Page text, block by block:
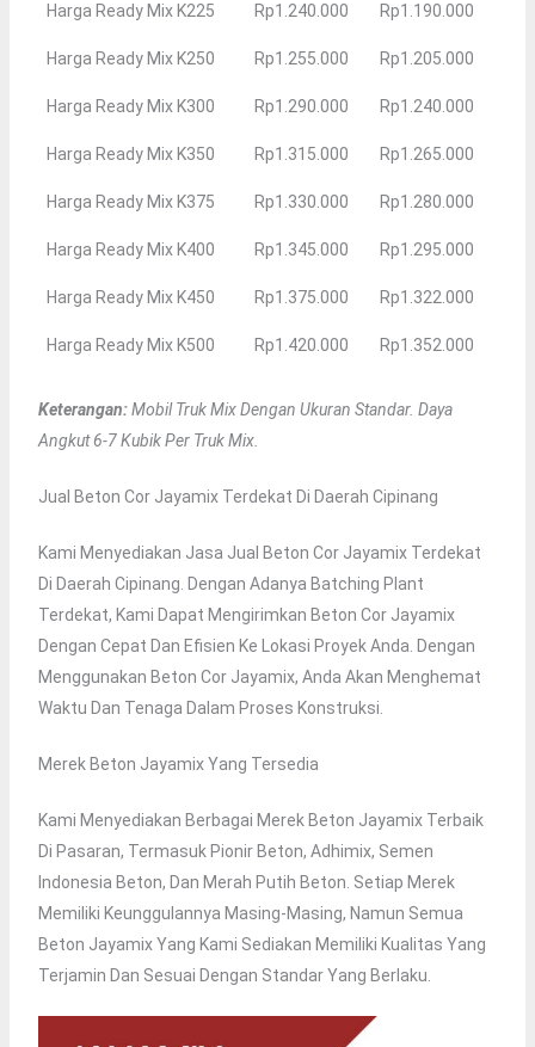
Harga Ready Mix K225 Rp1.240.000 Rp1.190.000
Harga Ready Mix K250 Rp1.255.000 Rp1.205.000
Harga Ready Mix K300 Rp1.290.000 Rp1.240.000
Harga Ready Mix K350 Rp1.315.000 Rp1.265.000
Harga Ready Mix K375 Rp1.330.000 Rp1.280.000
Harga Ready Mix K400 Rp1.345.000 Rp1.295.000
Harga Ready Mix K450 Rp1.375.000 Rp1.322.000
Harga Ready Mix K500 Rp1.420.000 Rp1.352.000
Keterangan:Mobil Truk Mix Dengan Ukuran Standar. Daya
Angkut 6-7 Kubik Per Truk Mix.
Jual Beton Cor Jayamix Terdekat Di Daerah Cipinang
Kami Menyediakan Jasa Jual Beton Cor Jayamix Terdekat
Di Daerah Cipinang. Dengan Adanya Batching Plant
Terdekat, Kami Dapat Mengirimkan Beton Cor Jayamix
Dengan Cepat Dan Efisien Ke Lokasi Proyek Anda. Dengan
Menggunakan Beton Cor Jayamix, Anda Akan Menghemat
Waktu Dan Tenaga Dalam Proses Konstruksi.
Merek Beton Jayamix Yang Tersedia
Kami Menyediakan Berbagai Merek Beton Jayamix Terbaik
Di Pasaran, Termasuk Pionir Beton, Adhimix, Semen
Indonesia Beton, Dan Merah Putih Beton. Setiap Merek
Memiliki Keunggulannya Masing-Masing, Namun Semua
Beton Jayamix Yang Kami Sediakan Memiliki Kualitas Yang
Terjamin Dan Sesuai Dengan Standar Yang Berlaku.